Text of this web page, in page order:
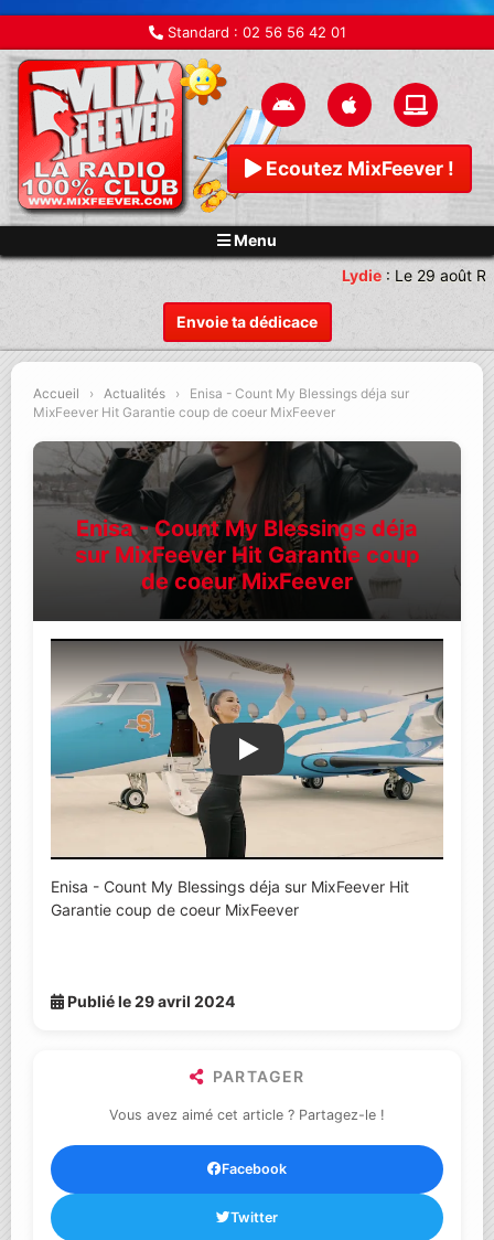
Standard : 02 56 56 42 01
Ecoutez MixFeever !
Menu
Envoie ta dédicace
Lydie:Le 29 août
Accueil › Actualités ›
Enisa - Count My Blessings déja sur
MixFeever Hit Garantie coup de coeur MixFeever
Enisa - Count My Blessings déja
sur MixFeever Hit Garantie coup
de coeur MixFeever
Lire la vidéo YouTube
Enisa - Count My Blessings déja sur MixFeever Hit
Garantie coup de coeur MixFeever
Publié le 29 avril 2024
PARTAGER
Vous avez aimé cet article ? Partagez-le !
Facebook
Twitter